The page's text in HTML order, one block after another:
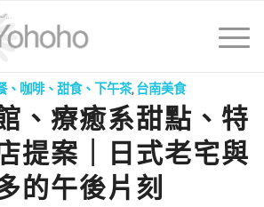
、咖啡、甜食、下午茶,台南美食
、療癒系甜點、特
提案｜日式老宅與
的午後片刻